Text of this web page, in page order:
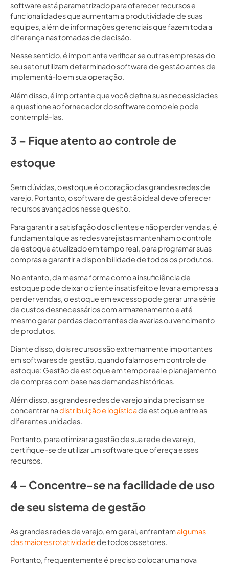
software está parametrizado para oferecer recursos e
funcionalidades que aumentam a produtividade de suas
equipes, além de informações gerenciais que fazem toda a
diferença nas tomadas de decisão.
Nesse sentido, é importante verificar se outras empresas do
seu setor utilizam determinado software de gestão antes de
implementá-lo em sua operação.
Além disso, é importante que você defina suas necessidades
e questione ao fornecedor do software como ele pode
contemplá-las.
3 – Fique atento ao controle de
estoque
Sem dúvidas, o estoque é o coração das grandes redes de
varejo. Portanto, o software de gestão ideal deve oferecer
recursos avançados nesse quesito.
Para garantir a satisfação dos clientes e não perder vendas, é
fundamental que as redes varejistas mantenham o controle
de estoque atualizado em tempo real, para programar suas
compras e garantir a disponibilidade de todos os produtos.
No entanto, da mesma forma como a insuficiência de
estoque pode deixar o cliente insatisfeito e levar a empresa a
perder vendas, o estoque em excesso pode gerar uma série
de custos desnecessários com armazenamento e até
mesmo gerar perdas decorrentes de avarias ou vencimento
de produtos.
Diante disso, dois recursos são extremamente importantes
em softwares de gestão, quando falamos em controle de
estoque: Gestão de estoque em tempo real e planejamento
de compras com base nas demandas históricas.
Além disso, as grandes redes de varejo ainda precisam se
concentrar nadistribuição e logísticade estoque entre as
diferentes unidades.
Portanto, para otimizar a gestão de sua rede de varejo,
certifique-se de utilizar um software que ofereça esses
recursos.
4 – Concentre-se na facilidade de uso
de seu sistema de gestão
As grandes redes de varejo, em geral, enfrentamalgumas
das maiores rotatividadede todos os setores.
Portanto, frequentemente é preciso colocar uma nova